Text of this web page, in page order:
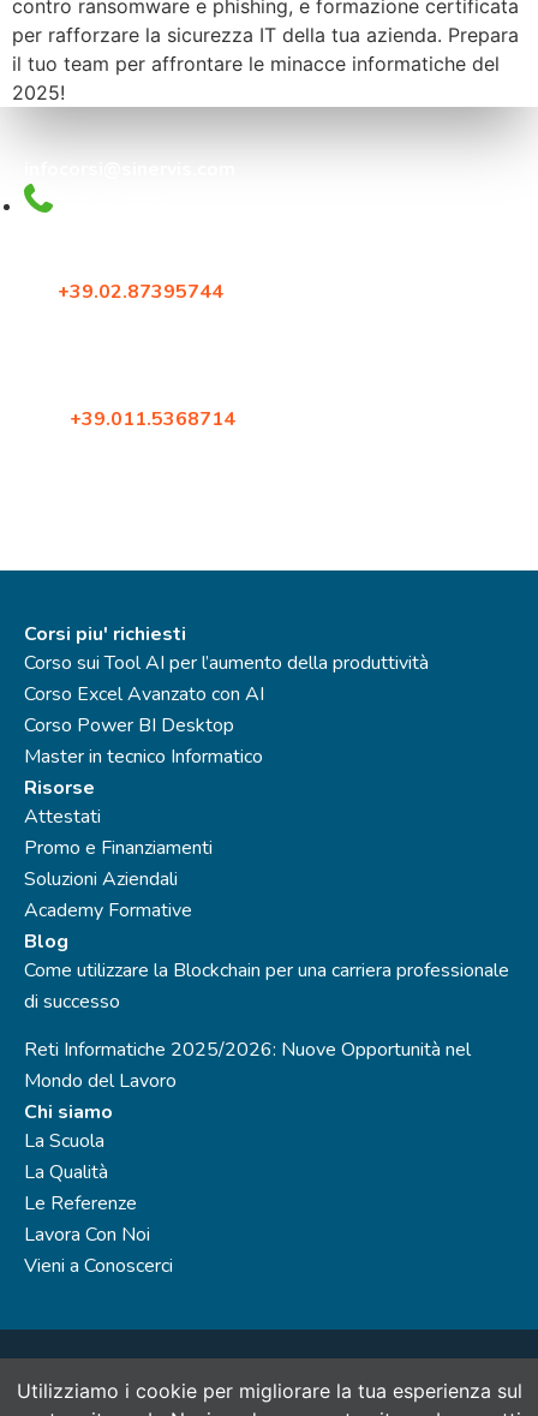
contro ransomware e phishing, e formazione certificata
per rafforzare la sicurezza IT della tua azienda. Prepara
il tuo team per affrontare le minacce informatiche del
2025!
+39.02.87395744
+39.011.5368714
Corsi piu' richiesti
Corso sui Tool AI per l’aumento della produttività
Corso Excel Avanzato con AI
Corso Power BI Desktop
Master in tecnico Informatico
Risorse
Attestati
Promo e Finanziamenti
Soluzioni Aziendali
Academy Formative
Blog
Come utilizzare la Blockchain per una carriera professionale
di successo
Reti Informatiche 2025/2026: Nuove Opportunità nel
Mondo del Lavoro
Chi siamo
La Scuola
La Qualità
Le Referenze
Lavora Con Noi
Vieni a Conoscerci
SinerVis Consulting S.r.l., società del Gruppo SinerVis Company
Utilizziamo i cookie per migliorare la tua esperienza sul